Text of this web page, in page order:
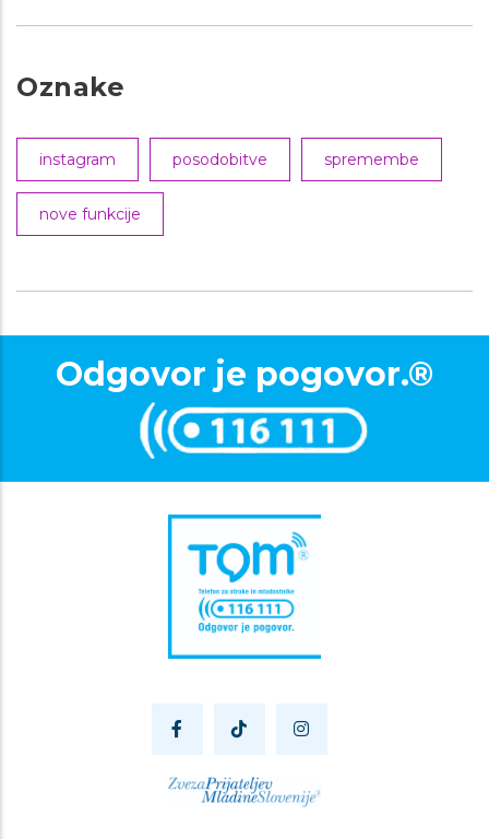
Oznake
instagram posodobitve spremembe
nove funkcije
Odgovor je pogovor.®